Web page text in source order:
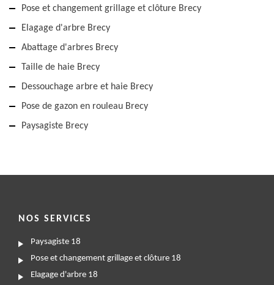
Pose et changement grillage et clôture Brecy
Elagage d'arbre Brecy
Abattage d'arbres Brecy
Taille de haie Brecy
Dessouchage arbre et haie Brecy
Pose de gazon en rouleau Brecy
Paysagiste Brecy
NOS SERVICES
Paysagiste 18
Pose et changement grillage et clôture 18
Elagage d'arbre 18